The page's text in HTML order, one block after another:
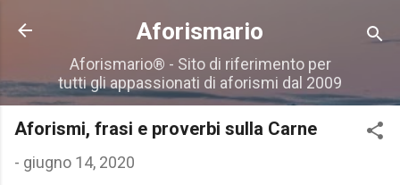
Passa ai contenuti principali
Aforismario
Aforismario® - Sito di riferimento per
tutti gli appassionati di aforismi dal 2009
Aforismi, frasi e proverbi sulla Carne
- giugno 14, 2020